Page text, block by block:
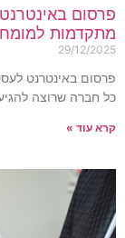
באינטרנט
29/12/
באינטרנט
חברה שרוצה להגיע
עוד »